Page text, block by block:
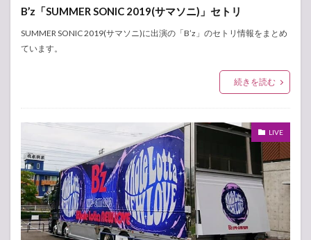
B’z「SUMMER SONIC 2019(サマソニ)」セトリ
SUMMER SONIC 2019(サマソニ)に出演の「B’z」のセトリ情報をまとめ
ています。
続きを読む
LIVE